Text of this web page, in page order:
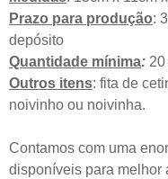
Prazo para produção:
depósito
Quantidade mínima: 20
Outros itens: fita de
noivinho ou noivinha.
Contamos com uma
disponíveis para melhor